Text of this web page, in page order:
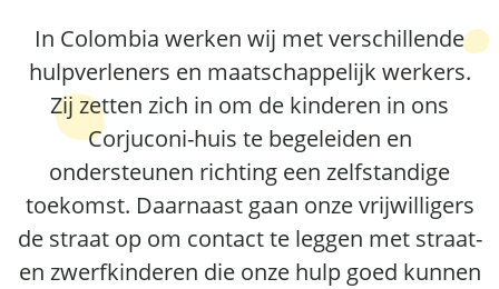
In Colombia werken wij met verschillende
hulpverleners en maatschappelijk werkers.
Zij zetten zich in om de kinderen in ons
Corjuconi-huis te begeleiden en
ondersteunen richting een zelfstandige
toekomst. Daarnaast gaan onze vrijwilligers
de straat op om contact te leggen met straat-
en zwerfkinderen die onze hulp goed kunnen